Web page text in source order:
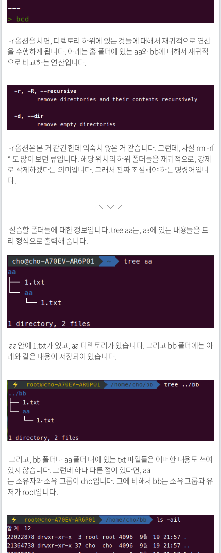
-r 옵션을 치면, 디렉토리 하위에 있는 것들에 대해서 재귀적으로 연산
을 수행하게 됩니다. 아래는 홈 폴더에 있는 aa와 bb에 대해서 재귀적
으로 비교하는 연산입니다.
-r 옵션은 본 거 같긴 한데 익숙치 않은 거 같습니다. 그런데, 사실 rm -rf
* 도 많이 보던 류입니다. 해당 위치의 하위 폴더들을 재귀적으로, 강제
로 삭제하겠다는 의미입니다. 그래서 진짜 조심해야 하는 명령어입니
다.
실습할 폴더들에 대한 정보입니다. tree aa는, aa에 있는 내용들을 트
리 형식으로 출력해 줍니다.
aa 안에 1.txt가 있고, aa 디렉토리가 있습니다. 그리고 bb 폴더에는 아
래와 같은 내용이 저장되어 있습니다.
그리고, bb 폴더나 aa 폴더 내에 있는 txt 파일들은 어떠한 내용도 쓰여
있지 않습니다. 그런데 하나 다른 점이 있다면, aa
는 소유자와 소유 그룹이 cho입니다. 그에 비해서 bb는 소유 그룹과 유
저가 root입니다.